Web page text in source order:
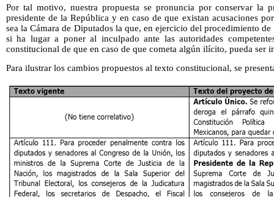
Por tal motivo, nuestra propuesta se pronuncia por conservar la
presidente de la República y en caso de que existan acusaciones
sea la Cámara de Diputados la que, en ejercicio del procedimiento
si ha lugar a poner al inculpado ante las autoridades
constitucional de que en caso de que cometa algún ilícito, pueda ser
Para ilustrar los cambios propuestos al texto constitucional, se